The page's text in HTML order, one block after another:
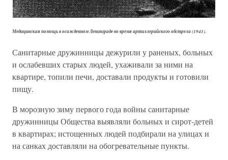
Медицинская помощь в осажденном Ленинграде во время артиллерийского обстрела (1941).
Санитарные дружинницы дежурили у раненых, больных
и ослабевших старых людей, ухаживали за ними на
квартире, топили печи, доставали продукты и готовили
пищу.
В морозную зиму первого года войны санитарные
дружинницы Общества выявляли больных и сирот-детей
в квартирах; истощенных людей подбирали на улицах и
на санках доставляли на обогревательные пункты.